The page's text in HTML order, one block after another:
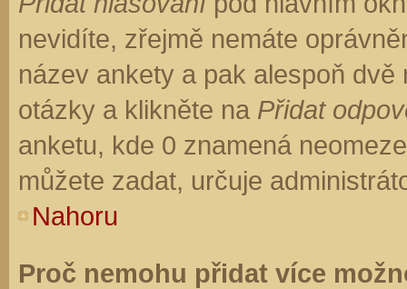
nevidíte, zřejmě nemáte
název ankety a pak alespoň
otázky a klikněte na Přidat
anketu, kde 0 znamená
můžete zadat, určuje
Nahoru
Proč nemohu přidat více